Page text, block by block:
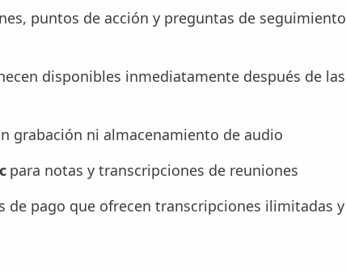
puntos de acción y preguntas de seguimiento
disponibles inmediatamente después de las
grabación ni almacenamiento de audio
para notas y transcripciones de reuniones
de pago que ofrecen transcripciones ilimitadas y